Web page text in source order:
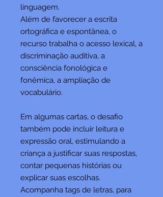
linguagem.
Além de favorecer a escrita
ortográfica e espontânea, o
recurso trabalha o acesso lexical, a
discriminação auditiva, a
consciência fonológica e
fonêmica, a ampliação de
vocabulário.
Em algumas cartas, o desafio
também pode incluir leitura e
expressão oral, estimulando a
criança a justificar suas respostas,
contar pequenas histórias ou
explicar suas escolhas.
Acompanha tags de letras, para